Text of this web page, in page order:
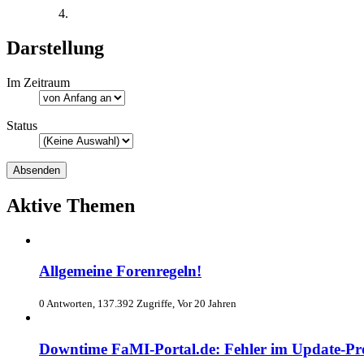
Darstellung
Im Zeitraum
Status
Aktive Themen
Allgemeine Forenregeln!
0 Antworten, 137.392 Zugriffe, Vor 20 Jahren
Downtime FaMI-Portal.de: Fehler im Update-